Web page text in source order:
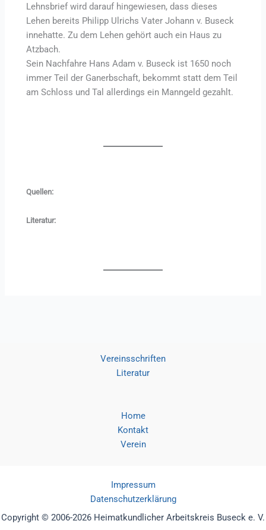
Lehnsbrief wird darauf hingewiesen, dass dieses
Lehen bereits Philipp Ulrichs Vater Johann v. Buseck
innehatte. Zu dem Lehen gehört auch ein Haus zu
Atzbach.
Sein Nachfahre Hans Adam v. Buseck ist 1650 noch
immer Teil der Ganerbschaft, bekommt statt dem Teil
am Schloss und Tal allerdings ein Manngeld gezahlt.
Quellen:
Literatur:
Vereinsschriften
Literatur
Home
Kontakt
Verein
Impressum
Datenschutzerklärung
Copyright © 2006-2026 Heimatkundlicher Arbeitskreis Buseck e. V.